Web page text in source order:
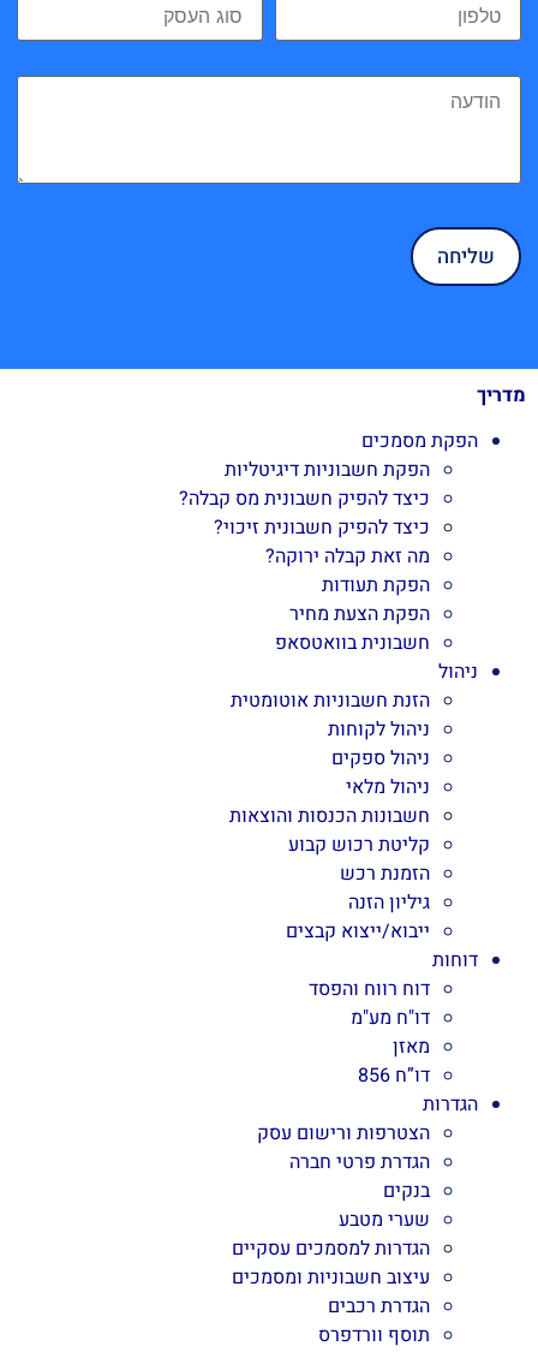
מדריך
הפקת מסמכים
הפקת חשבוניות דיגיטליות
כיצד להפיק חשבונית מס קבלה?
כיצד להפיק חשבונית זיכוי?
מה זאת קבלה ירוקה?
הפקת תעודות
הפקת הצעת מחיר
חשבונית בוואטסאפ
ניהול
הזנת חשבוניות אוטומטית
ניהול לקוחות
ניהול ספקים
ניהול מלאי
חשבונות הכנסות והוצאות
קליטת רכוש קבוע
הזמנת רכש
גיליון הזנה
ייבוא/ייצוא קבצים
דוחות
דוח רווח והפסד
דו"ח מע"מ
מאזן
דו”ח 856
הגדרות
הצטרפות ורישום עסק
הגדרת פרטי חברה
בנקים
שערי מטבע
הגדרות למסמכים עסקיים
עיצוב חשבוניות ומסמכים
הגדרת רכבים
תוסף וורדפרס